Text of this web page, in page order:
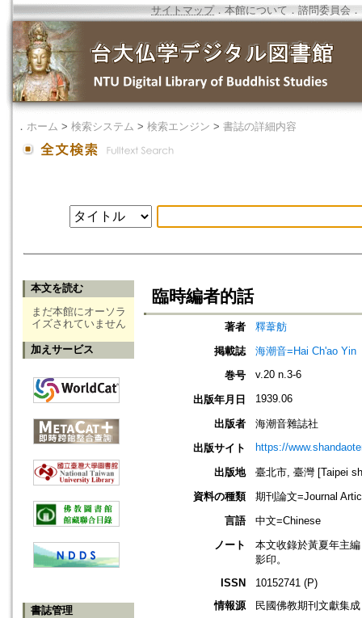
サイトマップ．本館について ． 諮問委員会 ．
． ホーム > 検索システム > 検索エンジン > 書誌の詳細内容
本文を読む
まだ本館にオーソラ
イズされていません
加えサービス
書誌管理
臨時編者的話
著者
釋葦舫
掲載誌
海潮音=Hai Ch'ao Yin
巻号
v.20 n.3-6
出版年月日 1939.06
出版者
海潮音雜誌社
出版サイト
https://
出版地
臺北市, 臺灣 [Taipei
資料の種類
期刊論文=Journal
言語
中文=Chinese
ノート
本文收錄於黃夏年主
影印。
ISSN
10152741 (P)
情報源
民國佛教期刊文獻集